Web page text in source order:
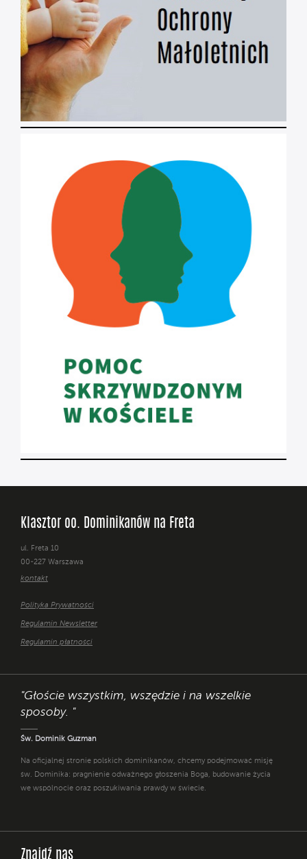
Klasztor oo. Dominikanów na Freta
ul. Freta 10
00-227 Warszawa
kontakt
Polityka Prywatności
Regulamin Newsletter
Regulamin płatności
"Głoście wszystkim, wszędzie i na wszelkie
sposoby. "
Św. Dominik Guzman
Na oficjalnej stronie polskich dominikanów, chcemy podejmować misję
św. Dominika: pragnienie odważnego głoszenia Boga, budowanie życia
we wspólnocie oraz poszukiwania prawdy w świecie.
Znajdź nas